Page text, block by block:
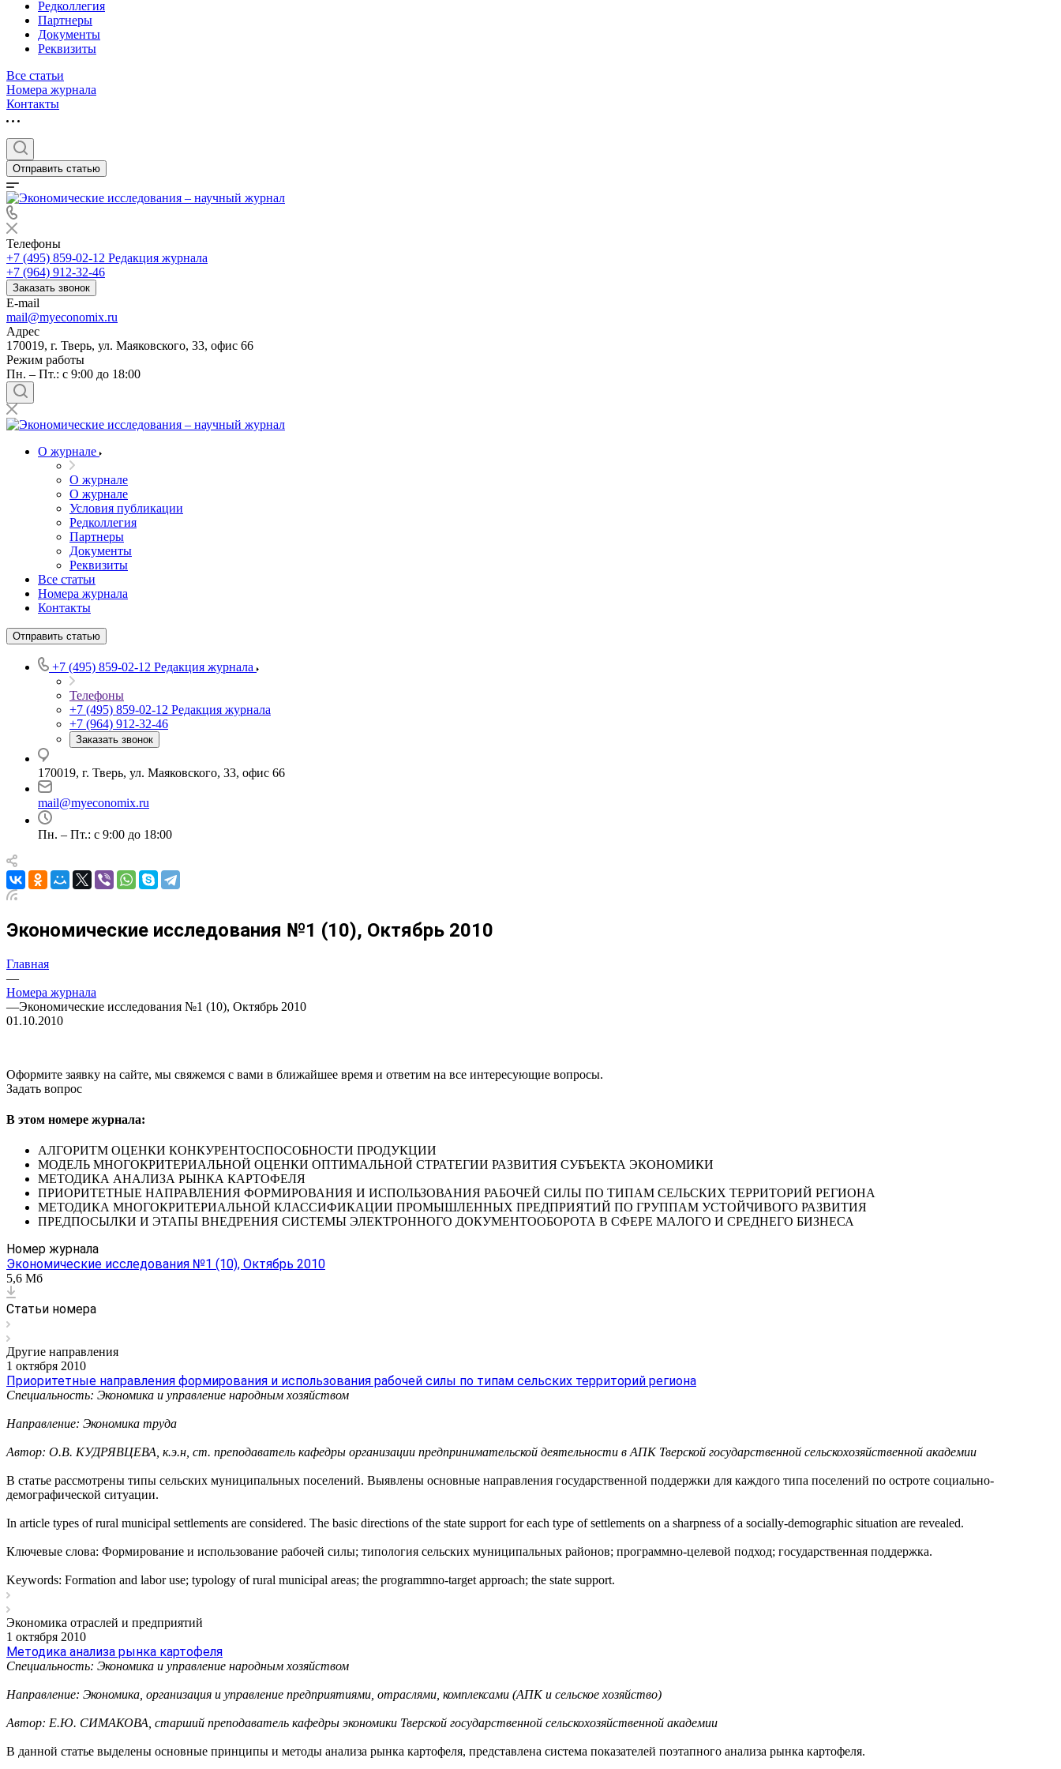
Редколлегия
Партнеры
Документы
Реквизиты
Все статьи
Номера журнала
Контакты
Отправить статью
Телефоны
+7 (495) 859-02-12 Редакция журнала
+7 (964) 912-32-46
Заказать звонок
E-mail
mail@myeconomix.ru
Адрес
170019, г. Тверь, ул. Маяковского, 33, офис 66
Режим работы
Пн. – Пт.: с 9:00 до 18:00
О журнале
О журнале
О журнале
Условия публикации
Редколлегия
Партнеры
Документы
Реквизиты
Все статьи
Номера журнала
Контакты
Отправить статью
+7 (495) 859-02-12 Редакция журнала
Телефоны
+7 (495) 859-02-12 Редакция журнала
+7 (964) 912-32-46
Заказать звонок
170019, г. Тверь, ул. Маяковского, 33, офис 66
mail@myeconomix.ru
Пн. – Пт.: с 9:00 до 18:00
Экономические исследования №1 (10), Октябрь 2010
Главная
—
Номера журнала
—Экономические исследования №1 (10), Октябрь 2010
01.10.2010
Оформите заявку на сайте, мы свяжемся с вами в ближайшее время и ответим на все интересующие вопросы.
Задать вопрос
В этом номере журнала:
АЛГОРИТМ ОЦЕНКИ КОНКУРЕНТОСПОСОБНОСТИ ПРОДУКЦИИ
МОДЕЛЬ МНОГОКРИТЕРИАЛЬНОЙ ОЦЕНКИ ОПТИМАЛЬНОЙ СТРАТЕГИИ РАЗВИТИЯ СУБЪЕКТА ЭКОНОМИКИ
МЕТОДИКА АНАЛИЗА РЫНКА КАРТОФЕЛЯ
ПРИОРИТЕТНЫЕ НАПРАВЛЕНИЯ ФОРМИРОВАНИЯ И ИСПОЛЬЗОВАНИЯ РАБОЧЕЙ СИЛЫ ПО ТИПАМ СЕЛЬСКИХ ТЕРРИТОРИЙ РЕГИОНА
МЕТОДИКА МНОГОКРИТЕРИАЛЬНОЙ КЛАССИФИКАЦИИ ПРОМЫШЛЕННЫХ ПРЕДПРИЯТИЙ ПО ГРУППАМ УСТОЙЧИВОГО РАЗВИТИЯ
ПРЕДПОСЫЛКИ И ЭТАПЫ ВНЕДРЕНИЯ СИСТЕМЫ ЭЛЕКТРОННОГО ДОКУМЕНТООБОРОТА В СФЕРЕ МАЛОГО И СРЕДНЕГО БИЗНЕСА
Номер журнала
Экономические исследования №1 (10), Октябрь 2010
5,6 Мб
Статьи номера
Другие направления
1 октября 2010
Приоритетные направления формирования и использования рабочей силы по типам сельских территорий региона
Специальность: Экономика и управление народным хозяйством
Направление: Экономика труда
Автор: О.В. КУДРЯВЦЕВА, к.э.н, ст. преподаватель кафедры организации предпринимательской деятельности в АПК Тверской государственной сельскохозяйственной академии
В статье рассмотрены типы сельских муниципальных поселений. Выявлены основные направления государственной поддержки для каждого типа поселений по остроте социально-
демографической ситуации.
In article types of rural municipal settlements are considered. The basic directions of the state support for each type of settlements on a sharpness of a socially-demographic situation are revealed.
Ключевые слова: Формирование и использование рабочей силы; типология сельских муниципальных районов; программно-целевой подход; государственная поддержка.
Keywords: Formation and labor use; typology of rural municipal areas; the programmno-target approach; the state support.
Экономика отраслей и предприятий
1 октября 2010
Методика анализа рынка картофеля
Специальность: Экономика и управление народным хозяйством
Направление: Экономика, организация и управление предприятиями, отраслями, комплексами (АПК и сельское хозяйство)
Автор: Е.Ю. СИМАКОВА, старший преподаватель кафедры экономики Тверской государственной сельскохозяйственной академии
В данной статье выделены основные принципы и методы анализа рынка картофеля, представлена система показателей поэтапного анализа рынка картофеля.